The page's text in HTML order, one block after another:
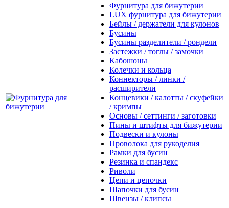
Фурнитура для бижутерии
LUX фурнитура для бижутерии
Бейлы / держатели для кулонов
Бусины
Бусины разделители / рондели
Застежки / тоглы / замочки
Кабошоны
Колечки и кольца
Коннекторы / линки /
расширители
Концевики / калотты / скуфейки
/ кримпы
Основы / сеттинги / заготовки
Пины и штифты для бижутерии
Подвески и кулоны
Проволока для рукоделия
Рамки для бусин
Резинка и спандекс
Риволи
Цепи и цепочки
Шапочки для бусин
Швензы / клипсы